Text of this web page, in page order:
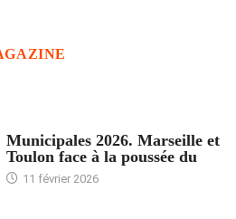
Municipales 2026. Marseille et
Toulon face à la poussée du
11 février 2026